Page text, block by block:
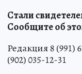
Стали
Сообщите об
Редакция 8 (991)
(902) 035-12-31